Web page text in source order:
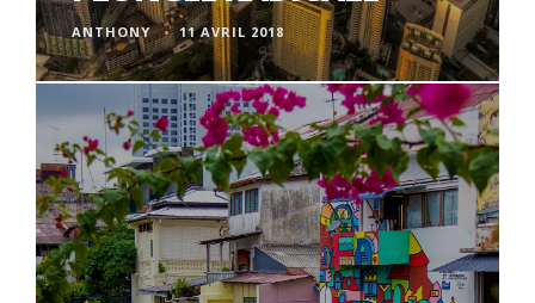
ANTHONY 11 AVRIL 2018